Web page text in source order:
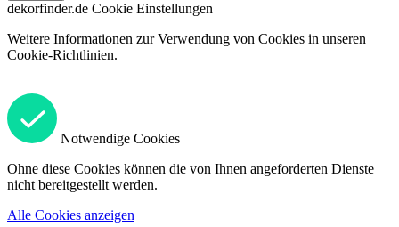
dekorfinder.de Cookie Einstellungen
Weitere Informationen zur Verwendung von Cookies in unseren
Cookie-Richtlinien.
Notwendige Cookies
Ohne diese Cookies können die von Ihnen angeforderten Dienste
nicht bereitgestellt werden.
Alle Cookies anzeigen